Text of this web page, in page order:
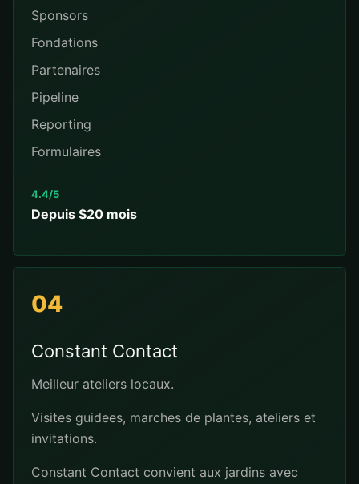
Sponsors
Fondations
Partenaires
Pipeline
Reporting
Formulaires
4.4/5
Depuis $20 mois
04
Constant Contact
Meilleur ateliers locaux.
Visites guidees, marches de plantes, ateliers et
invitations.
Constant Contact convient aux jardins avec